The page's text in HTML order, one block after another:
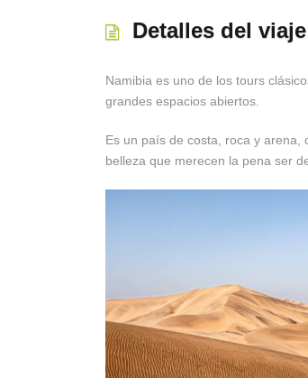
Detalles del viaje
Namibia es uno de los tours
grandes espacios abiertos.
Es un país de costa, roca y arena,
belleza que merecen la pena ser